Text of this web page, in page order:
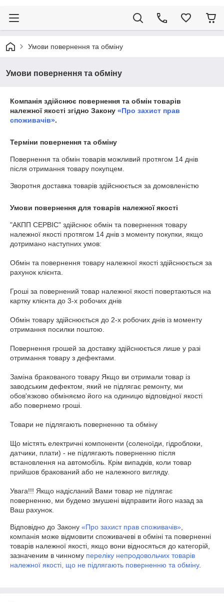
Умови повернення та обміну
Умови повернення та обміну
Компанія здійснює повернення та обмін товарів
належної якості згідно Закону «Про захист прав
споживачів».
Терміни повернення та обміну
Повернення та обмін товарів можливий протягом 14 днів
після отримання товару покупцем.
Зворотня доставка товарів здійснюється за домовленістю
Умови повернення для товарів належної якості
"АКПП СЕРВІС" здійснює обмін та повернення товару
належної якості протягом 14 днів з моменту покупки, якщо
дотримано наступних умов:
Обмін та повернення товару належної якості здійснюється за
рахунок клієнта.
Гроші за повернений товар належної якості повертаються на
картку клієнта до 3-х робочих днів
Обмін товару здійснюється до 2-х робочих днів із моменту
отримання посилки поштою.
Повернення грошей за доставку здійснюється лише у разі
отримання товару з дефектами.
Заміна бракованого товару Якщо ви отримали товар із
заводським дефектом, який не підлягає ремонту, ми
обов'язково обміняємо його на одиницю відповідної якості
або повернемо гроші.
Товари не підлягають поверненню та обміну
Що містять електричні компоненти (соленоїди, гідроблоки,
датчики, плати) - не підлягають поверненню після
встановлення на автомобіль. Крім випадків, коли товар
прийшов бракований або не належного вигляду.
Увага!!! Якщо надісланий Вами товар не підлягає
поверненню, ми будемо змушені відправити його назад за
Ваш рахунок.
Відповідно до Закону «Про захист прав споживачів»
компанія може відмовити споживачеві в обміні та поверненні
товарів належної якості, якщо вони відносяться до категорій,
зазначеним в чинному переліку непродовольчих товарів
належної якості, що не підлягають поверненню та обміну.